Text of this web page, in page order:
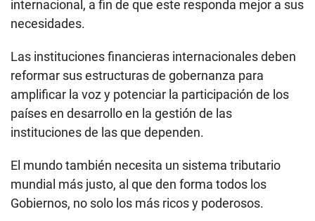
internacional, a fin de que este responda mejor a sus
necesidades.
Las instituciones financieras internacionales deben
reformar sus estructuras de gobernanza para
amplificar la voz y potenciar la participación de los
países en desarrollo en la gestión de las
instituciones de las que dependen.
El mundo también necesita un sistema tributario
mundial más justo, al que den forma todos los
Gobiernos, no solo los más ricos y poderosos.